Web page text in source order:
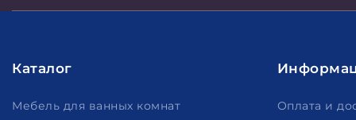
Каталог
Мебель для ванных комнат
Оплата и